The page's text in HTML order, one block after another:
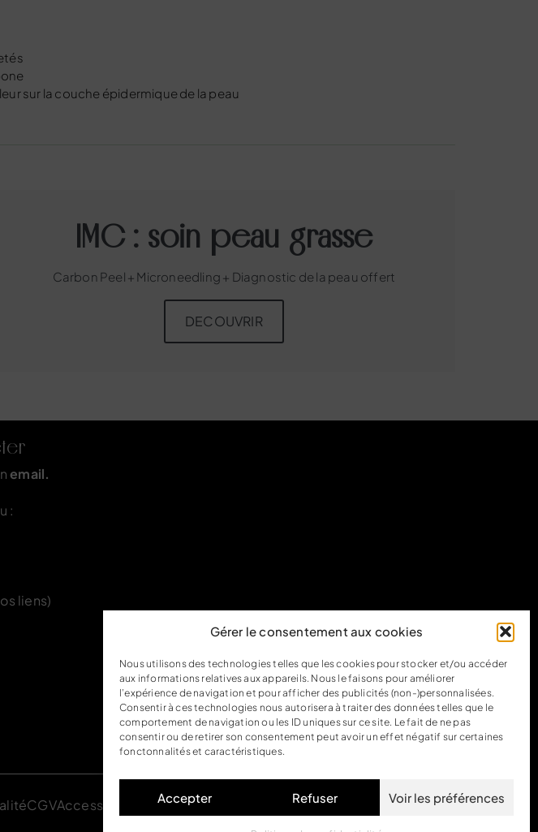
Gérer le consentement aux cookies
Nous utilisons des technologies telles que les cookies pour stocker et/ou accéder
aux informations relatives aux appareils. Nous le faisons pour améliorer
l’expérience de navigation et pour afficher des publicités (non-)personnalisées.
Consentir à ces technologies nous autorisera à traiter des données telles que le
comportement de navigation ou les ID uniques sur ce site. Le fait de ne pas
consentir ou de retirer son consentement peut avoir un effet négatif sur certaines
fonctonnalités et caractéristiques.
Accepter Refuser Voir les préférences
sur la couche épidermique de la peau
IMC : soin peau grasse
Carbon Peel + Microneedling + Diagnostic de la peau offert
DECOUVRIR
email.
:
liens)
CGVAccessibilité FAQPlan du site